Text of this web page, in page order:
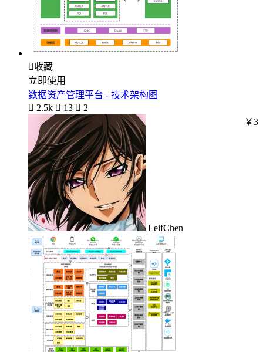
收藏
立即使用
数据资产管理平台 - 技术架构图
 2.5k  13  2
LeifChen
￥3